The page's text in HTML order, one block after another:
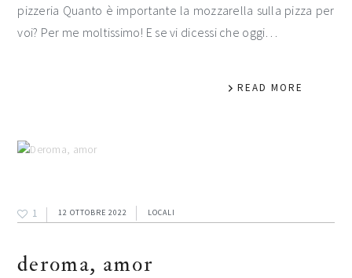
pizzeria Quanto è importante la mozzarella sulla pizza per
voi? Per me moltissimo! E se vi dicessi che oggi…
READ MORE
1 12 OTTOBRE 2022 LOCALI
deroma, amor